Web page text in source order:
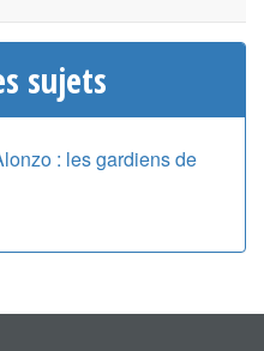
sujets
: les gardiens de